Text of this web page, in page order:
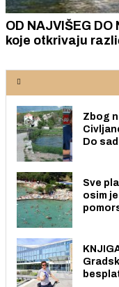
OD NAJVIŠEG
koje otkrivaju
Zbog
Do
Sve
osim